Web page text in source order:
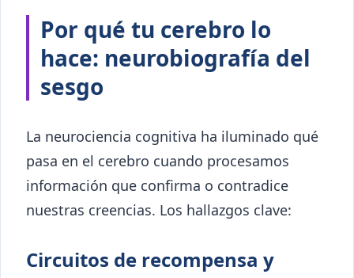
Por qué tu cerebro lo
hace: neurobiografía del
sesgo
La neurociencia cognitiva ha iluminado qué
pasa en el cerebro cuando procesamos
información que confirma o contradice
nuestras creencias. Los hallazgos clave:
Circuitos de recompensa y